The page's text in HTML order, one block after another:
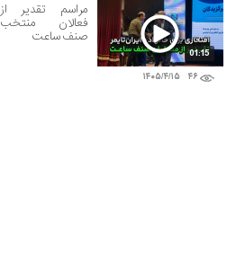
۴۶ ۱۴۰۵/۴/۱۵
01:15
مراسم تقدیر از
فعالان منتخب
صنف ساعت